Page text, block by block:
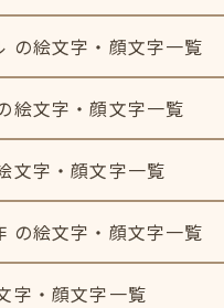
の絵文字・顔文字一覧
絵文字・顔文字一覧
文字・顔文字一覧
の絵文字・顔文字一覧
字・顔文字一覧